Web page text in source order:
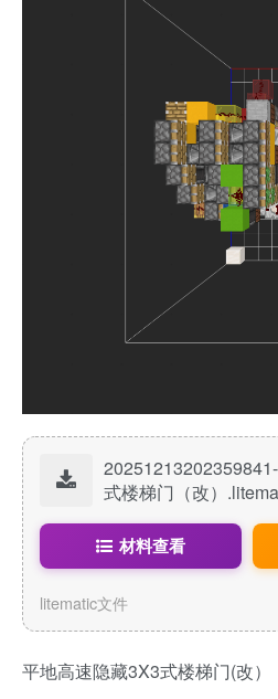
式楼梯门（改）
材料查看
litematic文件
平地高速隐藏3X3式楼梯门(改）